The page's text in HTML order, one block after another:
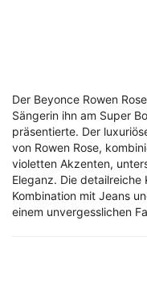
Der Beyonce Rowen
Sängerin ihn am Super
präsentierte. Der
von Rowen Rose,
violetten Akzenten,
Eleganz. Die
Kombination mit Jeans
einem unvergesslichen